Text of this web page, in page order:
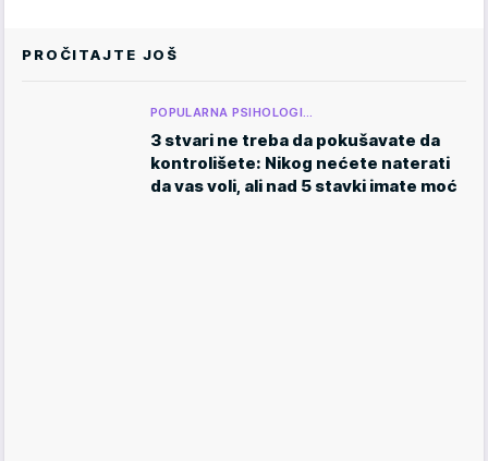
PROČITAJTE JOŠ
POPULARNA PSIHOLOGI…
3 stvari ne treba da pokušavate da
kontrolišete: Nikog nećete naterati
da vas voli, ali nad 5 stavki imate moć